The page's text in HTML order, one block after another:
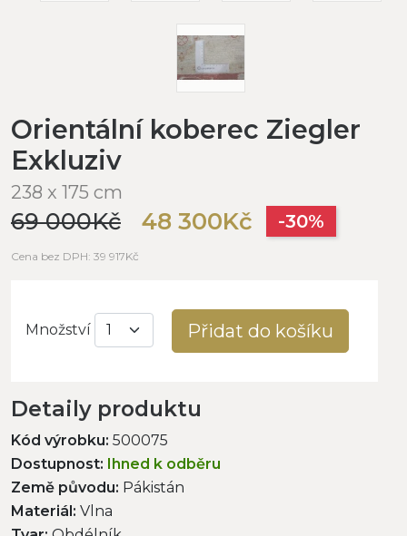
Orientální koberec Ziegler
Exkluziv
238 x 175 cm
69 000Kč 48 300Kč -30%
Cena bez DPH: 39 917Kč
Množství Přidat do košíku
Detaily produktu
Kód výrobku: 500075
Dostupnost: Ihned k odběru
Země původu: Pákistán
Materiál: Vlna